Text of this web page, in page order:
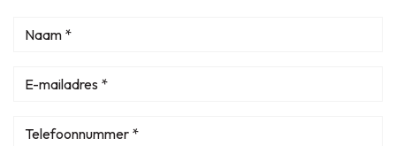
Naam(Vereist)
E-
Telefoon(Vereist)